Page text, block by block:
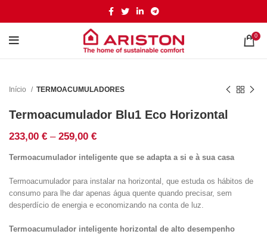
0
Início TERMOACUMULADORES
Termoacumulador Blu1 Eco Horizontal
233,00 € – 259,00 €Price
233,00 €
259,00 €
Termoacumulador inteligente que se adapta a si e à sua casa
Termoacumulador para instalar na horizontal, que estuda os hábitos de
consumo para lhe dar apenas água quente quando precisar, sem
desperdício de energia e economizando na conta de luz.
Termoacumulador inteligente horizontal de alto desempenho